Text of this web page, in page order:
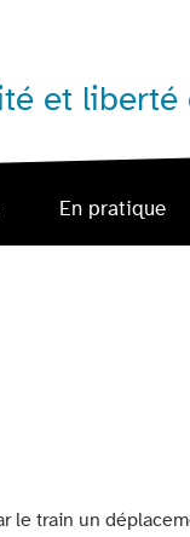
et liberté
En pratique
le train un